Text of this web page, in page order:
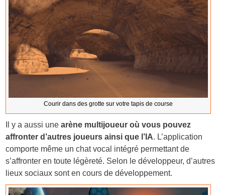
Courir dans des grotte sur votre tapis de course
Il y a aussi une arène multijoueur où vous pouvez
affronter d’autres joueurs ainsi que l’IA. L’application
comporte même un chat vocal intégré permettant de
s’affronter en toute légèreté. Selon le développeur, d’autres
lieux sociaux sont en cours de développement.